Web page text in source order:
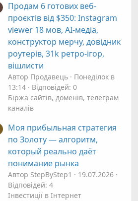
Продам 6 готових веб-
проєктів від $350: Instagram
viewer 18 мов, AI-медіа,
конструктор мерчу, довідник
роутерів, 31k ретро-ігор,
вішлисти
Автор Продавець
Понеділок в
13:14
Відповідей: 0
Біржа сайтів, доменів, телеграм
каналів
Моя прибыльная стратегия
по Золоту — алгоритм,
который реально даёт
понимание рынка
Автор StepByStep1
19.07.2026
Відповідей: 4
Інвестиції в Інтернет